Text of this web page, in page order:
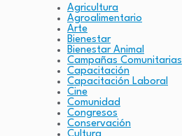
Agricultura
Agroalimentario
Arte
Bienestar
Bienestar Animal
Campañas Comunitarias
Capacitación
Capacitación Laboral
Cine
Comunidad
Congresos
Conservación